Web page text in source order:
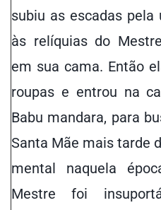
subiu as escadas
às relíquias do
em sua cama. Então
roupas e entrou na
Babu mandara, para
Santa Mãe mais tarde
mental naquela
Mestre foi